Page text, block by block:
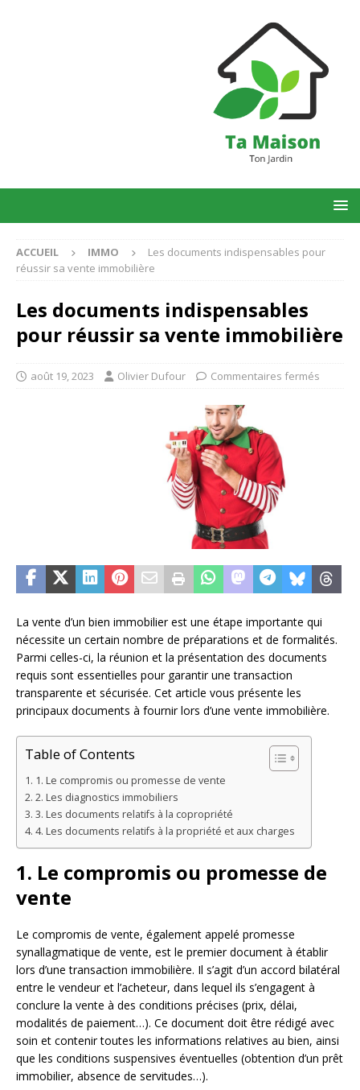
ACCUEIL IMMO
Les documents indispensables pour
réussir sa vente immobilière
Les documents indispensables
pour réussir sa vente immobilière
août 19, 2023 Olivier Dufour Commentaires fermés
La vente d’un bien immobilier est une étape importante qui
nécessite un certain nombre de préparations et de formalités.
Parmi celles-ci, la réunion et la présentation des documents
requis sont essentielles pour garantir une transaction
transparente et sécurisée. Cet article vous présente les
principaux documents à fournir lors d’une vente immobilière.
Table of Contents
1. Le compromis ou promesse de vente
2. Les diagnostics immobiliers
3. Les documents relatifs à la copropriété
4. Les documents relatifs à la propriété et aux charges
1. Le compromis ou promesse de
vente
Le compromis de vente, également appelé promesse
synallagmatique de vente, est le premier document à établir
lors d’une transaction immobilière. Il s’agit d’un accord bilatéral
entre le vendeur et l’acheteur, dans lequel ils s’engagent à
conclure la vente à des conditions précises (prix, délai,
modalités de paiement…). Ce document doit être rédigé avec
soin et contenir toutes les informations relatives au bien, ainsi
que les conditions suspensives éventuelles (obtention d’un prêt
immobilier, absence de servitudes…).